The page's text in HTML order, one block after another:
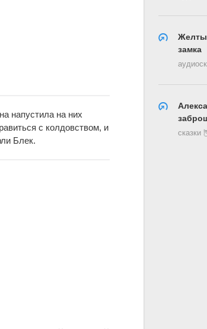
напустила на них
с колдовством, и
Блек.
замка
сказки